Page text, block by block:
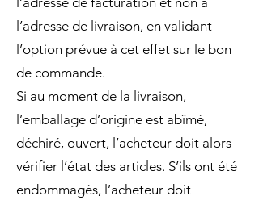
l’adresse de livraison, en validant
l’option prévue à cet effet sur le bon
de commande.
Si au moment de la livraison,
l’emballage d’origine est abîmé,
déchiré, ouvert, l’acheteur doit alors
vérifier l’état des articles. S’ils ont été
endommagés, l’acheteur doit